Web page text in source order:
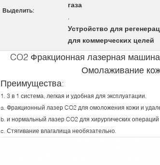
Выделить:
газа
,
Устройство для
для коммерческих целей
CO2 Фракционная лазерная
Омолаживание
Преимущества:
1. 3 в 1 система, легкая и удобная для эксплуатации.
a. Фракционный лазер CO2 для омоложения кожи и
b. и нормальный лазер CO2 для хирургических операций
c. Стягивание влагалища необязательно.